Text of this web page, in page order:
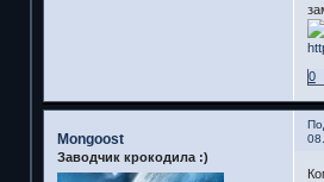
0
Mongoost
Заводчик крокодила :)